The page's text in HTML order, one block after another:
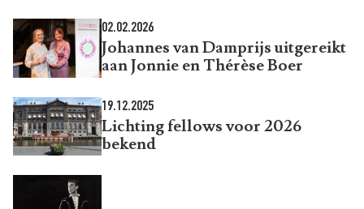
02.02.2026
Johannes van Damprijs uitgereikt
aan Jonnie en Thérèse Boer
19.12.2025
Lichting fellows voor 2026
bekend